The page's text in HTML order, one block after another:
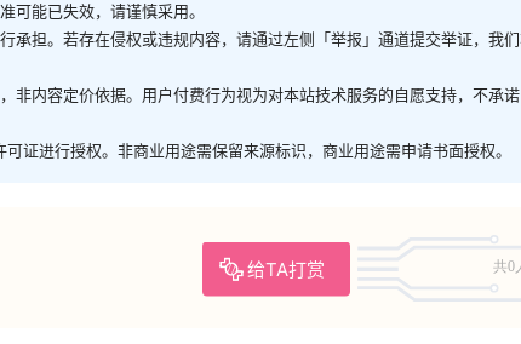
可能已失效，请谨慎采用。
承担。若存在侵权或违规内容，请通过左侧「举报」通道提交举证，我
非内容定价依据。用户付费行为视为对本站技术服务的自愿支持，不承
可证进行授权。非商业用途需保留来源标识，商业用途需申请书面授权。
给TA打赏 共0